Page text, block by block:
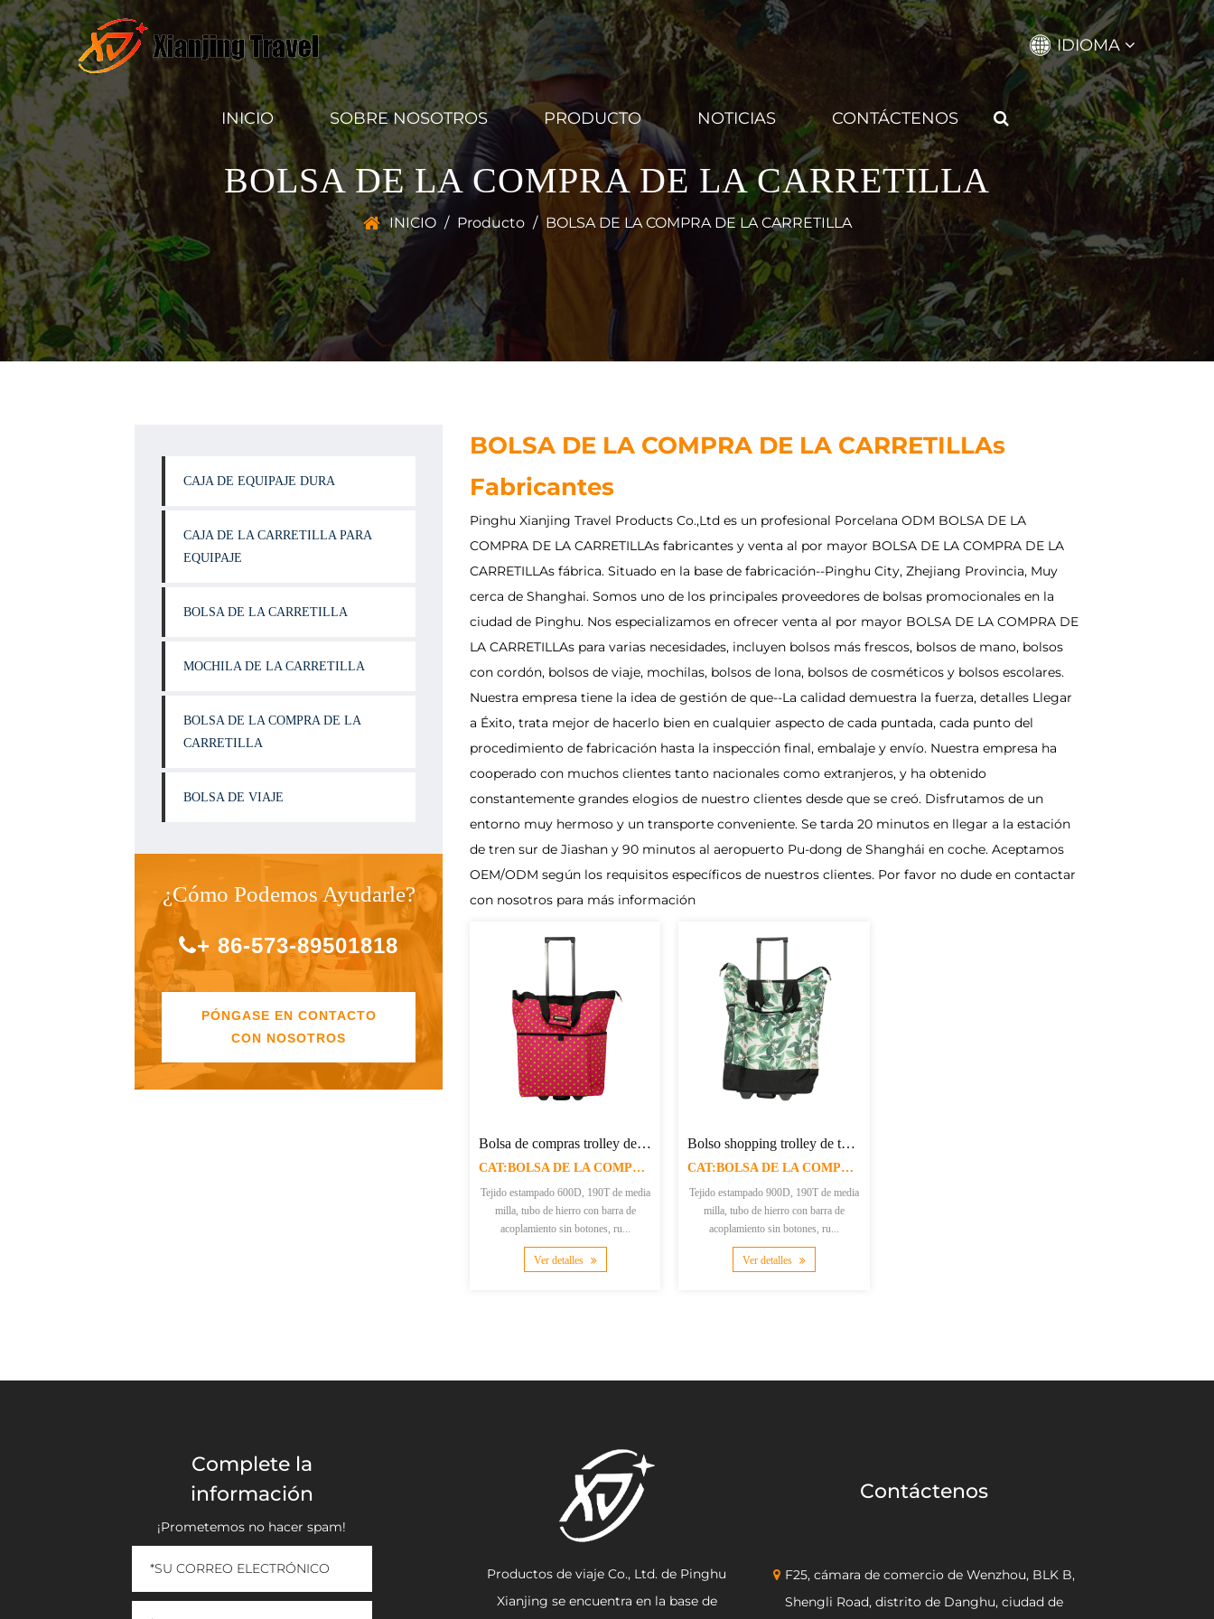
IDIOMA
INICIO SOBRE NOSOTROS PRODUCTO NOTICIAS CONTÁCTENOS
BOLSA DE LA COMPRA DE LA CARRETILLA
INICIO / Producto / BOLSA DE LA COMPRA DE LA CARRETILLA
CAJA DE EQUIPAJE DURA
CAJA DE LA CARRETILLA PARA
EQUIPAJE
BOLSA DE LA CARRETILLA
MOCHILA DE LA CARRETILLA
BOLSA DE LA COMPRA DE LA
CARRETILLA
BOLSA DE VIAJE
¿Cómo Podemos Ayudarle?
+ 86-573-89501818
PÓNGASE EN CONTACTO
CON NOSOTROS
BOLSA DE LA COMPRA DE LA CARRETILLAs
Fabricantes
Pinghu Xianjing Travel Products Co.,Ltd es un profesional Porcelana ODM BOLSA DE LA
COMPRA DE LA CARRETILLAs fabricantesy venta al por mayor BOLSA DE LA COMPRA DE LA
CARRETILLAs fábrica. Situado en la base de fabricación--Pinghu City, Zhejiang Provincia, Muy
cerca de Shanghai. Somos uno de los principales proveedores de bolsas promocionales en la
ciudad de Pinghu. Nos especializamos en ofrecer venta al por mayor BOLSA DE LA COMPRA DE
LA CARRETILLAspara varias necesidades, incluyen bolsos más frescos, bolsos de mano, bolsos
con cordón, bolsos de viaje, mochilas, bolsos de lona, bolsos de cosméticos y bolsos escolares.
Nuestra empresa tiene la idea de gestión de que--La calidad demuestra la fuerza, detalles Llegar
a Éxito, trata mejor de hacerlo bien en cualquier aspecto de cada puntada, cada punto del
procedimiento de fabricación hasta la inspección final, embalaje y envío. Nuestra empresa ha
cooperado con muchos clientes tanto nacionales como extranjeros, y ha obtenido
constantemente grandes elogios de nuestro clientes desde que se creó. Disfrutamos de un
entorno muy hermoso y un transporte conveniente. Se tarda 20 minutos en llegar a la estación
de tren sur de Jiashan y 90 minutos al aeropuerto Pu-dong de Shanghái en coche. Aceptamos
OEM/ODM según los requisitos específicos de nuestros clientes. Por favor no dude en contactar
con nosotros para más información
Bolsa de compras trolley de tela estampada 600D XJ-TF031
CAT:BOLSA DE LA COMPRA DE LA CARRETILLA
Tejido estampado 600D, 190T de media
milla, tubo de hierro con barra de
acoplamiento sin botones, ru...
Ver detalles
Bolso shopping trolley de tela con estampado 900D XJ-TF031
CAT:BOLSA DE LA COMPRA DE LA CARRETILLA
Tejido estampado 900D, 190T de media
milla, tubo de hierro con barra de
acoplamiento sin botones, ru...
Ver detalles
Complete la
información
¡Prometemos no hacer spam!
Productos de viaje Co., Ltd. de Pinghu
Xianjing se encuentra en la base de
Contáctenos
F25, cámara de comercio de Wenzhou, BLK B,
Shengli Road, distrito de Danghu, ciudad de